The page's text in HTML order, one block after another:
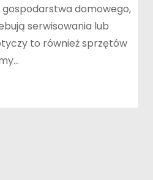
domowego,
serwisowania lub
to również sprzętów